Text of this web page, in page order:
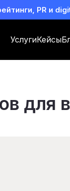
PR и
УслугиКейсы
для